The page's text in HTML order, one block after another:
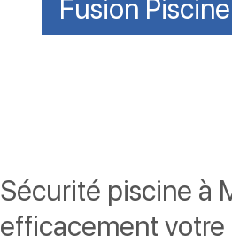
Fusion
Sécurité piscine à
efficacement votre